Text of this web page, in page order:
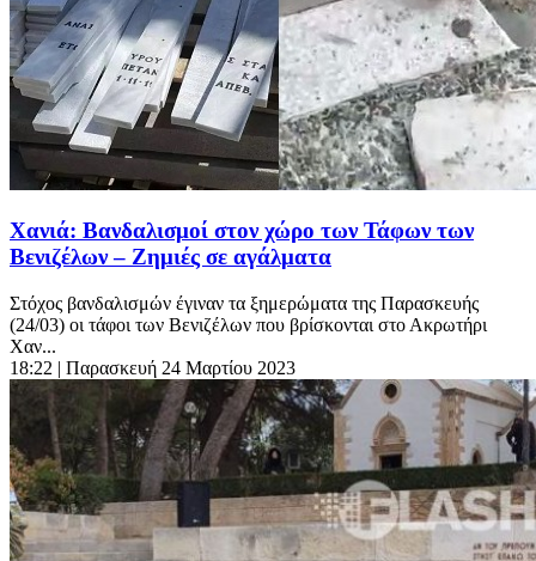
Χανιά: Βανδαλισμοί στον χώρο των Τάφων των
Βενιζέλων – Ζημιές σε αγάλματα
Στόχος βανδαλισμών έγιναν τα ξημερώματα της Παρασκευής
(24/03) οι τάφοι των Βενιζέλων που βρίσκονται στο Ακρωτήρι
Χαν...
18:22 | Παρασκευή 24 Μαρτίου 2023